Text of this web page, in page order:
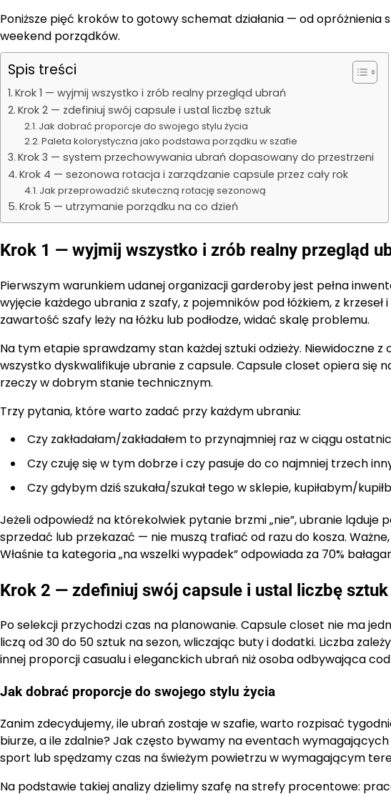
Poniższe pięć kroków to gotowy schemat działania — od opróżnienia
weekend porządków.
Spis treści
Krok 1 — wyjmij wszystko i zrób realny przegląd ubrań
Krok 2 — zdefiniuj swój capsule i ustal liczbę sztuk
Jak dobrać proporcje do swojego stylu życia
Paleta kolorystyczna jako podstawa porządku w szafie
Krok 3 — system przechowywania ubrań dopasowany do przestrzeni
Krok 4 — sezonowa rotacja i zarządzanie capsule przez cały rok
Jak przeprowadzić skuteczną rotację sezonową
Krok 5 — utrzymanie porządku na co dzień
Krok 1 — wyjmij wszystko i zrób realny przegląd
Pierwszym warunkiem udanej organizacji garderoby jest pełna
wyjęcie każdego ubrania z szafy, z pojemników pod łóżkiem, z
zawartość szafy leży na łóżku lub podłodze, widać skalę problemu.
Na tym etapie sprawdzamy stan każdej sztuki odzieży. Niewidoczne
wszystko dyskwalifikuje ubranie z capsule. Capsule closet opiera się
rzeczy w dobrym stanie technicznym.
Trzy pytania, które warto zadać przy każdym ubraniu:
Czy zakładałam/zakładałem to przynajmniej raz w ciągu
Czy czuję się w tym dobrze i czy pasuje do co najmniej trzech
Czy gdybym dziś szukała/szukał tego w sklepie, kupiłabym/
Jeżeli odpowiedź na którekolwiek pytanie brzmi „nie”, ubranie ląduje
sprzedać lub przekazać — nie muszą trafiać od razu do kosza.
Właśnie ta kategoria „na wszelki wypadek” odpowiada za 70%
Krok 2 — zdefiniuj swój capsule i ustal liczbę sztuk
Po selekcji przychodzi czas na planowanie. Capsule closet nie ma
liczą od 30 do 50 sztuk na sezon, wliczając buty i dodatki. Liczba
innej proporcji casualu i eleganckich ubrań niż osoba odbywająca
Jak dobrać proporcje do swojego stylu życia
Zanim zdecydujemy, ile ubrań zostaje w szafie, warto rozpisać
biurze, a ile zdalnie? Jak często bywamy na eventach
sport lub spędzamy czas na świeżym powietrzu w wymagającym
Na podstawie takiej analizy dzielimy szafę na strefy procentowe: